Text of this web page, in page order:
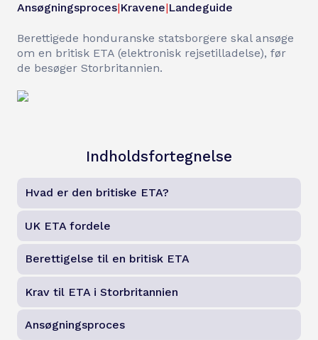
Ansøgningsproces|Kravene|Landeguide
Berettigede honduranske statsborgere skal ansøge
om en britisk ETA (elektronisk rejsetilladelse), før
de besøger Storbritannien.
Indholdsfortegnelse
Hvad er den britiske ETA?
UK ETA fordele
Berettigelse til en britisk ETA
Krav til ETA i Storbritannien
Ansøgningsproces